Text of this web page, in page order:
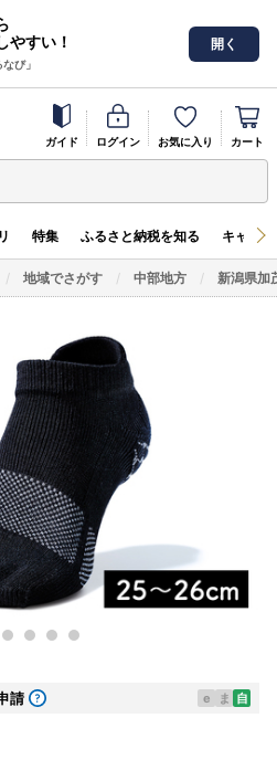
やすい！
び」
開く
ガイド ログイン お気に入り カート
特集 ふるさと納税を知る キャン
地域でさがす 中部地方 新潟県加
請 e ま 自